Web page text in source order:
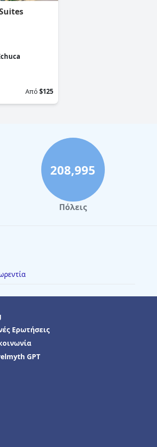
Από$125
208,995
Πόλεις
Ερωτήσεις
GPT